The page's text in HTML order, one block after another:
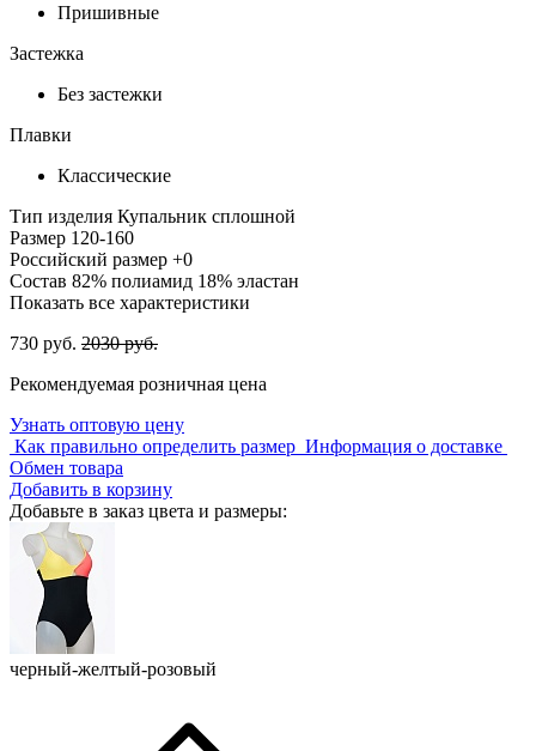
Пришивные
Застежка
Без застежки
Плавки
Классические
Тип изделия Купальник сплошной
Размер 120-160
Российский размер +0
Состав 82% полиамид 18% эластан
Показать все характеристики
730 руб. 2030 руб.
Рекомендуемая розничная цена
Узнать оптовую цену
Как правильно определить размер Информация о доставке
Обмен товара
Добавить в корзину
Добавьте в заказ цвета и размеры:
черный-желтый-розовый